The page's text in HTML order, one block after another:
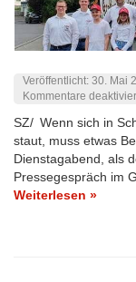
Veröffentlicht: 30. Mai
Kommentare
SZ/ Wenn sich in
staut, muss etwas
Dienstagabend, als
Pressegespräch im
Weiterlesen »